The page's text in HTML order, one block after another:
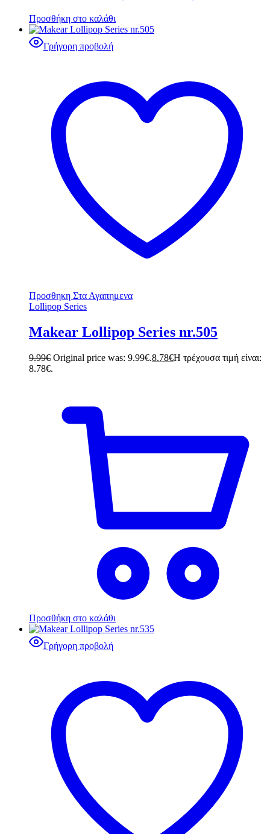
Προσθήκη στο καλάθι
Γρήγορη προβολή
Προσθηκη Στα Αγαπημενα
Lollipop Series
Makear Lollipop Series nr.505
9.99€ Original price was: 9.99€.8.78€Η τρέχουσα τιμή είναι:
8.78€.
Προσθήκη στο καλάθι
Γρήγορη προβολή